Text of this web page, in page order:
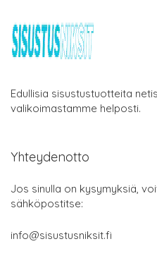
Edullisia sisustustuotteita
valikoimastamme helposti.
Yhteydenotto
Jos sinulla on kysymyksiä,
sähköpostitse:
info@sisustusniksit.fi